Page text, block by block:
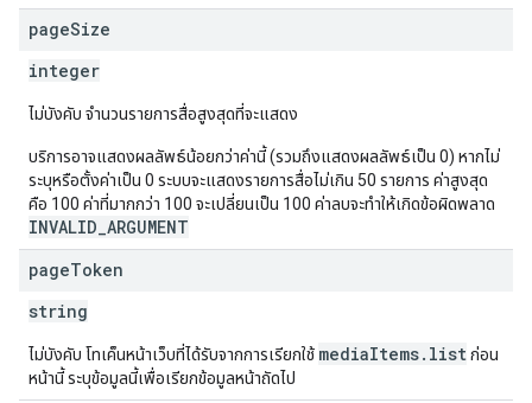
pageSize
integer
ไม่บังคับ จำนวนรายการสื่อสูงสุดที่จะแสดง
บริการอาจแสดงผลลัพธ์น้อยกว่าค่านี้ (รวมถึงแสดงผลลัพธ์เป็น 0) หากไม่
ระบุหรือตั้งค่าเป็น 0 ระบบจะแสดงรายการสื่อไม่เกิน 50 รายการ ค่าสูงสุด
คือ 100 ค่าที่มากกว่า 100 จะเปลี่ยนเป็น 100 ค่าลบจะทำให้เกิดข้อผิดพลาด
INVALID_ARGUMENT
pageToken
string
ไม่บังคับ โทเค็นหน้าเว็บที่ได้รับจากการเรียกใช้ mediaItems.listก่อน
หน้านี้ ระบุข้อมูลนี้เพื่อเรียกข้อมูลหน้าถัดไป